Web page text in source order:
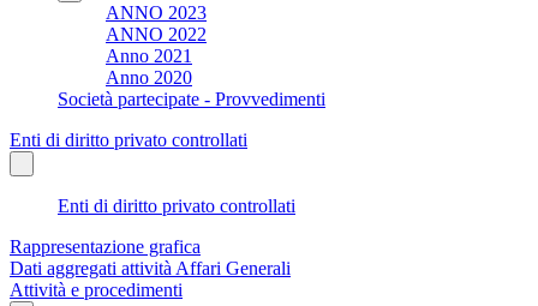
ANNO 2023
ANNO 2022
Anno 2021
Anno 2020
Società partecipate - Provvedimenti
Enti di diritto privato controllati
Enti di diritto privato controllati
Rappresentazione grafica
Dati aggregati attività Affari Generali
Attività e procedimenti